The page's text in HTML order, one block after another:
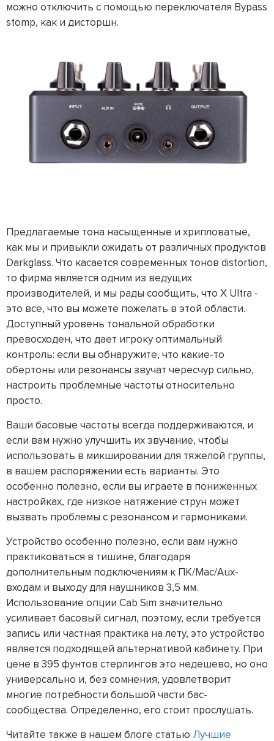
можно отключить с помощью переключателя Bypass
stomp, как и дисторшн.
Предлагаемые тона насыщенные и хрипловатые,
как мы и привыкли ожидать от различных продуктов
Darkglass. Что касается современных тонов distortion,
то фирма является одним из ведущих
производителей, и мы рады сообщить, что X Ultra -
это все, что вы можете пожелать в этой области.
Доступный уровень тональной обработки
превосходен, что дает игроку оптимальный
контроль: если вы обнаружите, что какие-то
обертоны или резонансы звучат чересчур сильно,
настроить проблемные частоты относительно
просто.
Ваши басовые частоты всегда поддерживаются, и
если вам нужно улучшить их звучание, чтобы
использовать в микшировании для тяжелой группы,
в вашем распоряжении есть варианты. Это
особенно полезно, если вы играете в пониженных
настройках, где низкое натяжение струн может
вызвать проблемы с резонансом и гармониками.
Устройство особенно полезно, если вам нужно
практиковаться в тишине, благодаря
дополнительным подключениям к ПК/Mac/Aux-
входам и выходу для наушников 3,5 мм.
Использование опции Cab Sim значительно
усиливает басовый сигнал, поэтому, если требуется
запись или частная практика на лету, это устройство
является подходящей альтернативой кабинету. При
цене в 395 фунтов стерлингов это недешево, но оно
универсально и, без сомнения, удовлетворит
многие потребности большой части бас-
сообщества. Определенно, его стоит прослушать.
Читайте также в нашем блоге статью Лучшие